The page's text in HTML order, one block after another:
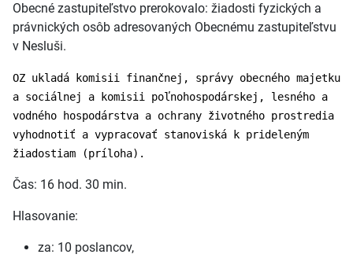
Obecné zastupiteľstvo prerokovalo: žiadosti fyzických a
právnických osôb adresovaných Obecnému zastupiteľstvu
v Nesluši.
OZ ukladá komisii finančnej, správy obecného majetku
a sociálnej a komisii poľnohospodárskej, lesného a
vodného hospodárstva a ochrany životného prostredia
vyhodnotiť a vypracovať stanoviská k prideleným
žiadostiam (príloha).
Čas: 16 hod. 30 min.
Hlasovanie:
za: 10 poslancov,